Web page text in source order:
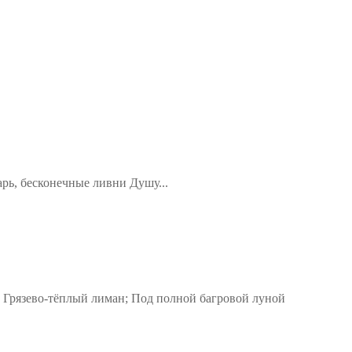
бесконечные ливни Душу...
тёплый лиман; Под полной багровой луной